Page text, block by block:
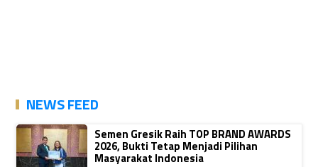
NEWS FEED
Semen Gresik Raih TOP BRAND AWARDS
2026, Bukti Tetap Menjadi Pilihan
Masyarakat Indonesia